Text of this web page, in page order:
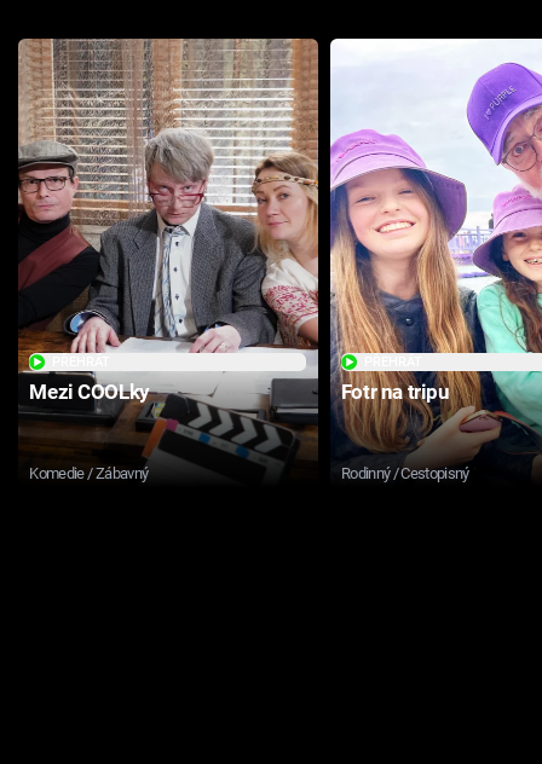
Mezi COOLky
Komedie / Zábavný
Fotr na tripu
Rodinný / Cestopisný